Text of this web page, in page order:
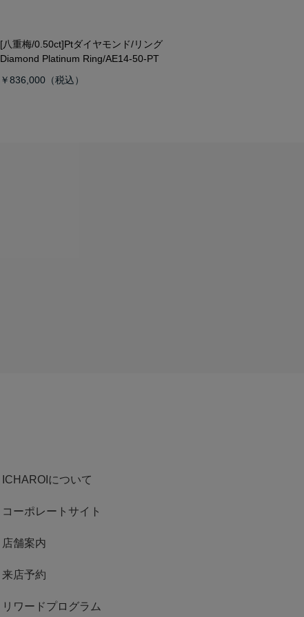
[八重梅/0.50ct]Ptダイヤモンド/リング
Diamond Platinum Ring/AE14-50-PT
￥836,000
ICHAROIについて
コーポレートサイト
店舗案内
来店予約
リワードプログラム